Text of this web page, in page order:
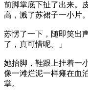
前脚掌底下扯了出来。
高，溅了苏裙子一小片。
苏愣了一下，随即笑出
了，真可惜呢。」
她抬脚，鞋跟上挂着一
像一滩烂泥一样瘫在血
掌。